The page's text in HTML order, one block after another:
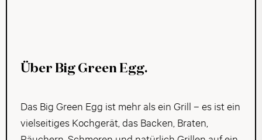
Über Big Green Egg.
Das Big Green Egg ist mehr als ein Grill – es ist ein
vielseitiges Kochgerät, das Backen, Braten,